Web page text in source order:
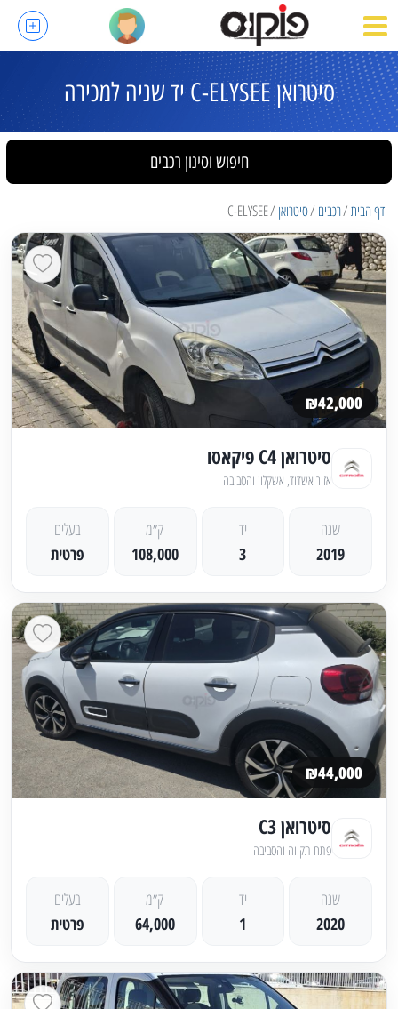
סיטרואן C-ELYSEE יד שניה למכירה
חיפוש וסינון רכבים
דף הבית רכבים סיטרואן C-ELYSEE
₪42,000
סיטרואן C4 פיקאסו
אזור אשדוד, אשקלון והסביבה
שנה
2019
יד
3
ק״מ
108,000
בעלים
פרטית
₪44,000
סיטרואן C3
פתח תקווה והסביבה
שנה
2020
יד
1
ק״מ
64,000
בעלים
פרטית